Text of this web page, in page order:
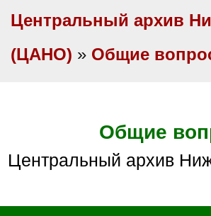
Центральный архив
(ЦАНО) » Общие
Общие
Центральный архив